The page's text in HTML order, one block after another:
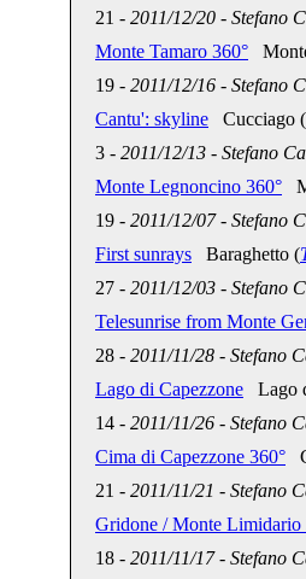
21 - 2011/12/20 - Stefano
Monte Tamaro 360°
19 - 2011/12/16 - Stefano
Cantu': skyline Cucciago (
3 - 2011/12/13 - Stefano
Monte Legnoncino 360°
19 - 2011/12/07- Stefano
First sunrays Baraghetto (
27 - 2011/12/03 - Stefano
Telesunrise from Monte
28 - 2011/11/28 - Stefano
Lago di Capezzone Lago
14 - 2011/11/26 - Stefano
Cima di Capezzone 360°
21 - 2011/11/21 - Stefano
Gridone / Monte Limidario
18 - 2011/11/17- Stefano